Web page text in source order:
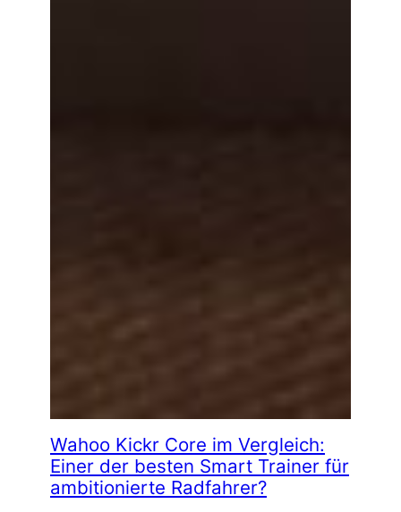
Wahoo Kickr Core im Vergleich:
Einer der besten Smart Trainer für
ambitionierte Radfahrer?